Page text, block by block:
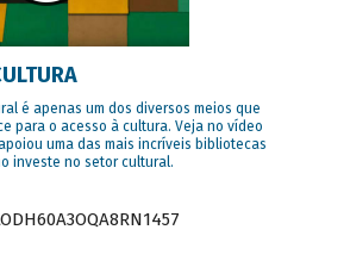
é apenas um dos diversos meios que
para o acesso à cultura. Veja no vídeo
uma das mais incríveis bibliotecas
investe no setor cultural.